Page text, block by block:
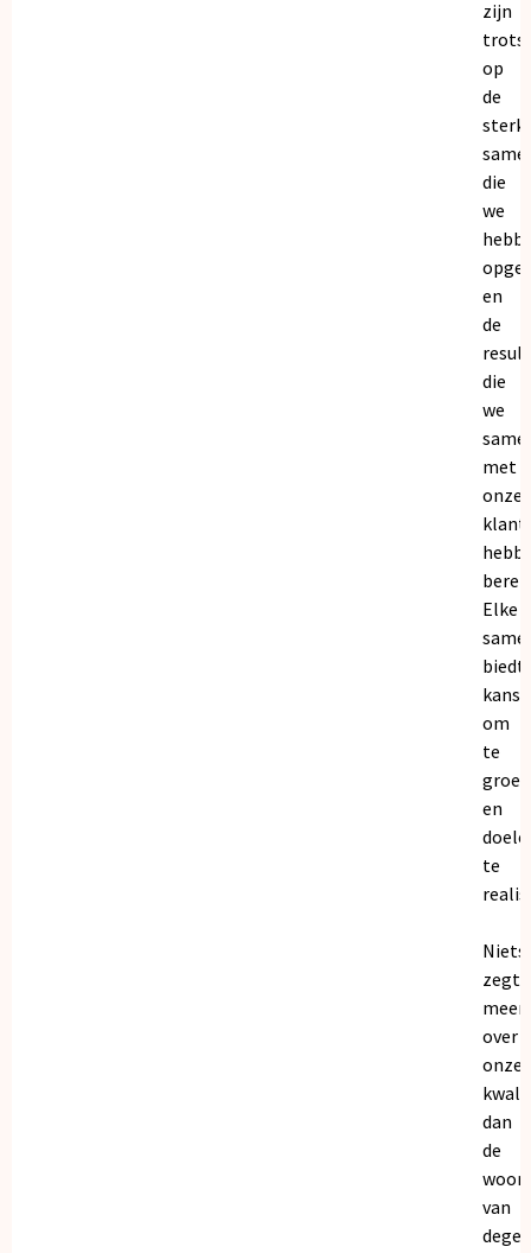
zijn
trots
op
de
die
we
en
de
die
we
met
onze
Elke
biedt
om
te
en
te
Niets
zegt
meer
over
onze
dan
de
van